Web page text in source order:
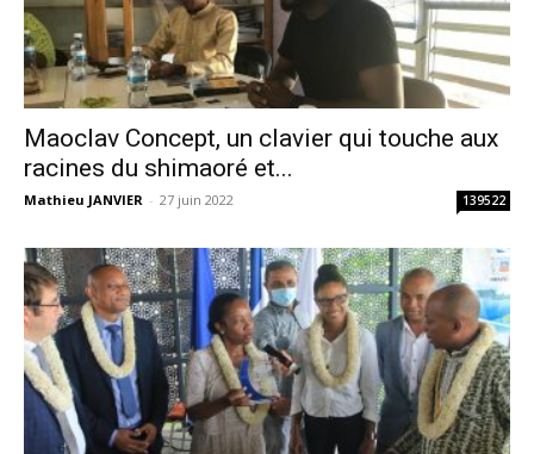
Maoclav Concept, un clavier qui touche aux
racines du shimaoré et...
Mathieu JANVIER - 27 juin 2022 139522